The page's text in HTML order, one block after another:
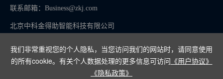
我们非常重视您的个人隐私，当您访问我们的网站时，请同意使用
的所有cookie。有关个人数据处理的更多信息可访问 《用户协议》
《隐私政策》
联系邮箱： Business@zkj.com
北京中科金得助智能科技有限公司
京ICP备16065273号-9
Copyright © 2024